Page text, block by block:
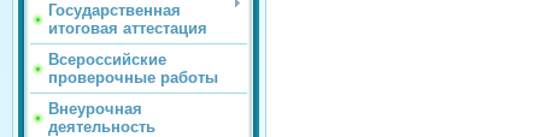
Государственная
итоговая аттестация
Всероссийские
проверочные работы
Внеурочная
деятельность